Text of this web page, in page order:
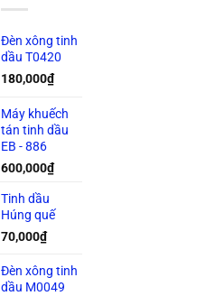
Đèn xông tinh
dầu T0420
180,000₫
Máy khuếch
tán tinh dầu
EB - 886
600,000₫
Tinh dầu
Húng quế
70,000₫
Đèn xông tinh
dầu M0049